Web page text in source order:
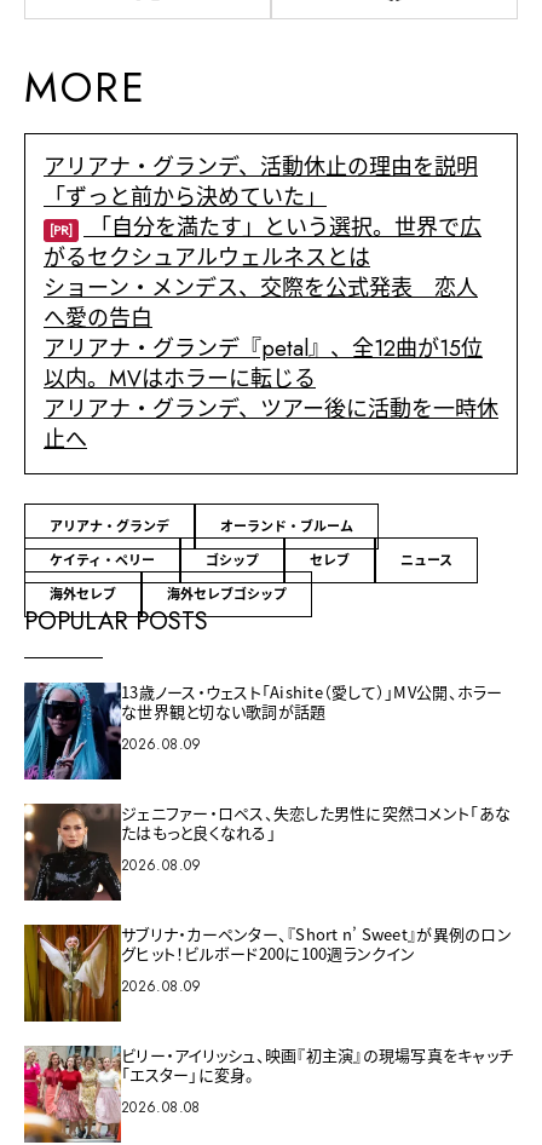
MORE
アリアナ・グランデ、活動休止の理由を説明
「ずっと前から決めていた」
[PR] 「自分を満たす」という選択。世界で広
がるセクシュアルウェルネスとは
ショーン・メンデス、交際を公式発表 恋人
へ愛の告白
アリアナ・グランデ『petal』、全12曲が15位
以内。MVはホラーに転じる
アリアナ・グランデ、ツアー後に活動を一時休
止へ
アリアナ・グランデ
オーランド・ブルーム
ケイティ・ペリー
ゴシップ セレブ
ニュース
海外セレブ
海外セレブゴシップ
POPULAR POSTS
13歳ノース・ウェスト「Aishite（愛して）」MV公開、ホラー
な世界観と切ない歌詞が話題
2026.08.09
ジェニファー・ロペス、失恋した男性に突然コメント「あな
たはもっと良くなれる」
2026.08.09
サブリナ・カーペンター、『Short n’ Sweet』が異例のロン
グヒット！ビルボード200に100週ランクイン
2026.08.09
ビリー・アイリッシュ、映画『初主演』の現場写真をキャッチ
「エスター」に変身。
2026.08.08